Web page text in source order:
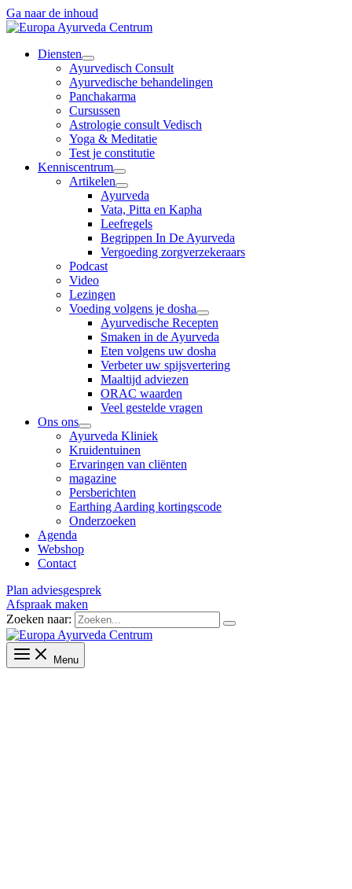
Ga naar de inhoud
Diensten
Ayurvedisch Consult
Ayurvedische behandelingen
Panchakarma
Cursussen
Astrologie consult Vedisch
Yoga & Meditatie
Test je constitutie
Kenniscentrum
Artikelen
Ayurveda
Vata, Pitta en Kapha
Leefregels
Begrippen In De Ayurveda
Vergoeding zorgverzekeraars
Podcast
Video
Lezingen
Voeding volgens je dosha
Ayurvedische Recepten
Smaken in de Ayurveda
Eten volgens uw dosha
Verbeter uw spijsvertering
Maaltijd adviezen
ORAC waarden
Veel gestelde vragen
Ons ons
Ayurveda Kliniek
Kruidentuinen
Ervaringen van cliënten
magazine
Persberichten
Earthing Aarding kortingscode
Onderzoeken
Agenda
Webshop
Contact
Plan adviesgesprek
Afspraak maken
Zoeken naar:
Menu